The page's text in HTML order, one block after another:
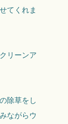
てくれま
リーンア
除草をし
ながらウ